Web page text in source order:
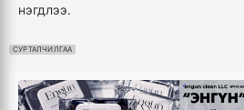
нэгдлээ.
СУРТАЛЧИЛГАА